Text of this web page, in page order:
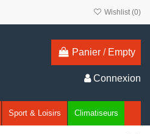
Wishlist (0)
Panier / Empty
Connexion
Sport & Loisirs Climatiseurs